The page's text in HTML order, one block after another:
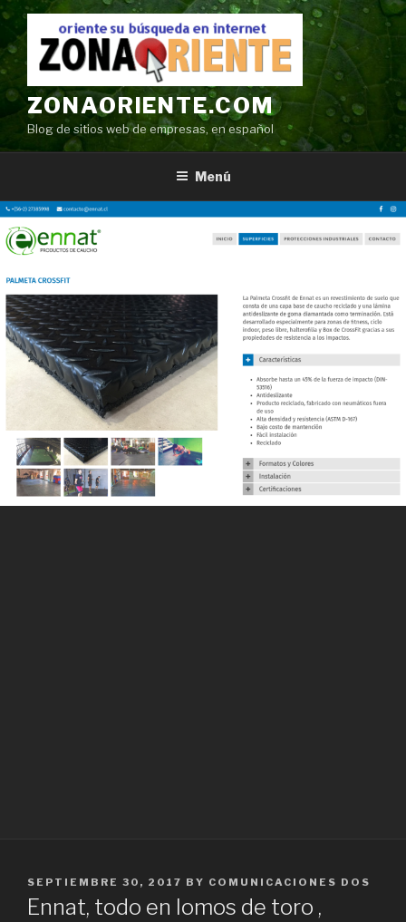
Ir
contenido
ZONAORIENTE.COM
Blog de sitios web de empresas, en español
Menú
POSTED
ON
SEPTIEMBRE 30, 2017 BY COMUNICACIONES DOS
Ennat, todo en lomos de toro ,